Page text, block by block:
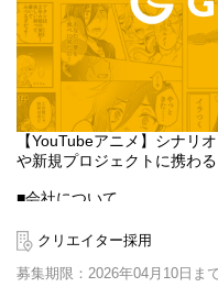
【YouTubeアニメ】シナリ
や新規プロジェクトに携わる
■会社について
年に設立。累計1,600万DL突
イエンドアニメ制作スタジ
モノづくりを続けています。
クリエイター採用
募集期限：2026年04月10日ま